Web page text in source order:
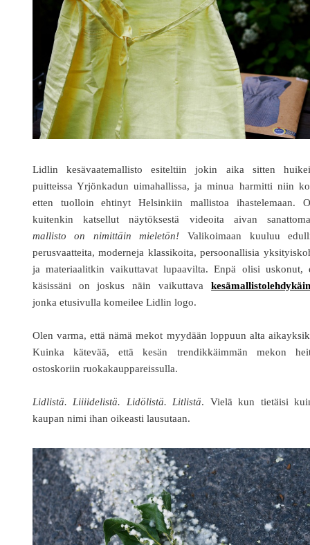
Lidlin kesävaatemallisto esiteltiin jokin aika sitten
puitteissa Yrjönkadun uimahallissa, ja minua harmitti niin
etten tuolloin ehtinyt Helsinkiin mallistoa ihastelemaan.
kuitenkin katsellut näytöksestä videoita aivan
mallisto on nimittäin mieletön! Valikoimaan kuuluu
perusvaatteita, moderneja klassikoita, persoonallisia
ja materiaalitkin vaikuttavat lupaavilta. Enpä olisi uskonut,
käsissäni on joskus näin vaikuttava
jonka etusivulla komeilee Lidlin logo.
Olen varma, että nämä mekot myydään loppuun alta
Kuinka kätevää, että kesän trendikkäimmän mekon
ostoskoriin ruokakauppareissulla.
Lidlistä. Liiiidelistä. Lidölistä. Litlistä. Vielä kun tietäisi
kaupan nimi ihan oikeasti lausutaan.